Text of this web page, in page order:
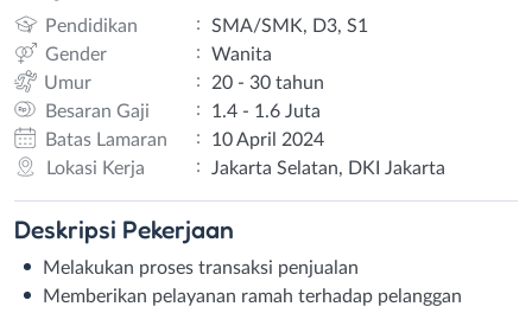
Pendidikan :
SMA/SMK, D3, S1
Gender
:
Wanita
Umur
:
20 - 30 tahun
Besaran Gaji
:
1.4 - 1.6 Juta
Batas Lamaran
:
10 April 2024
Lokasi Kerja
: Jakarta Selatan, DKI Jakarta
Deskripsi Pekerjaan
Melakukan proses transaksi penjualan
Memberikan pelayanan ramah terhadap pelanggan